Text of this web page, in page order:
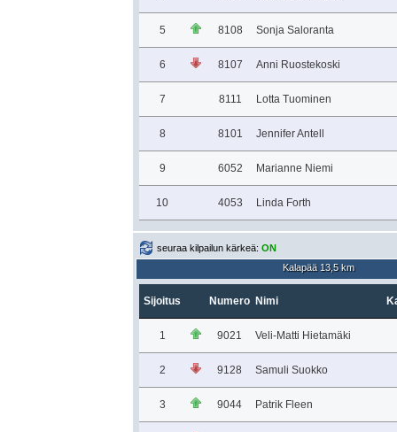
5 8108 Sonja Saloranta
6 8107 Anni Ruostekoski
7 8111 Lotta Tuominen
8 8101 Jennifer Antell
9 6052 Marianne Niemi
10 4053 Linda Forth
seuraa kilpailun kärkeä: ON
Kalapää 13,5 km
Sijoitus Numero Nimi
1 9021 Veli-Matti Hietamäki
2 9128 Samuli Suokko
3 9044 Patrik Fleen